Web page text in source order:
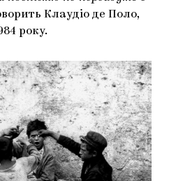
Клаудіо де Поло,
року.